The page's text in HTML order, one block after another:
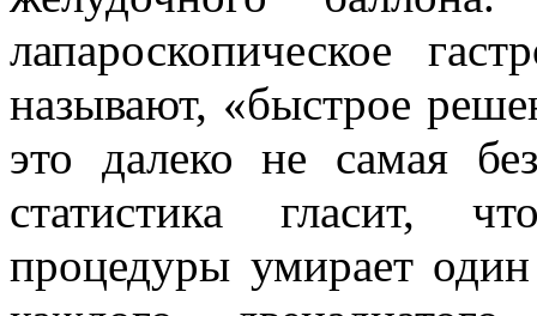
лапароскопическое
называют, «быстрое
это далеко не самая
статистика гласит,
процедуры умирает